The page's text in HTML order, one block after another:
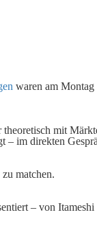
waren am Montag
mit
im direkten
matchen.
– von